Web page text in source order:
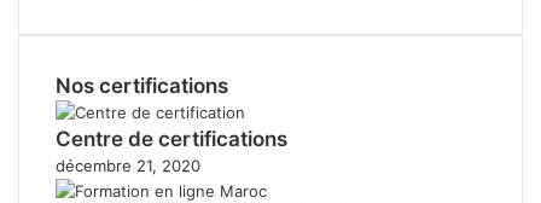
Nos certifications
Centre de certifications
décembre 21, 2020